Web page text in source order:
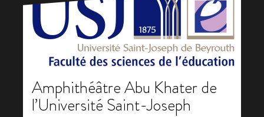
Amphithéâtre Abu Khater de
l’Université Saint-Joseph